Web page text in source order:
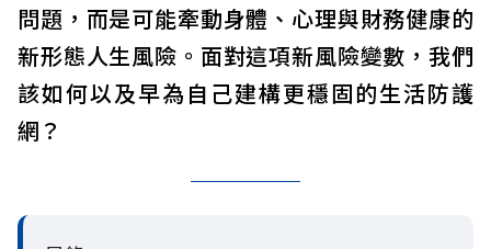
問題，而是可能牽動身體、心理與財務健康的
新形態人生風險。面對這項新風險變數，我們
該如何以及早為自己建構更穩固的生活防護
網？